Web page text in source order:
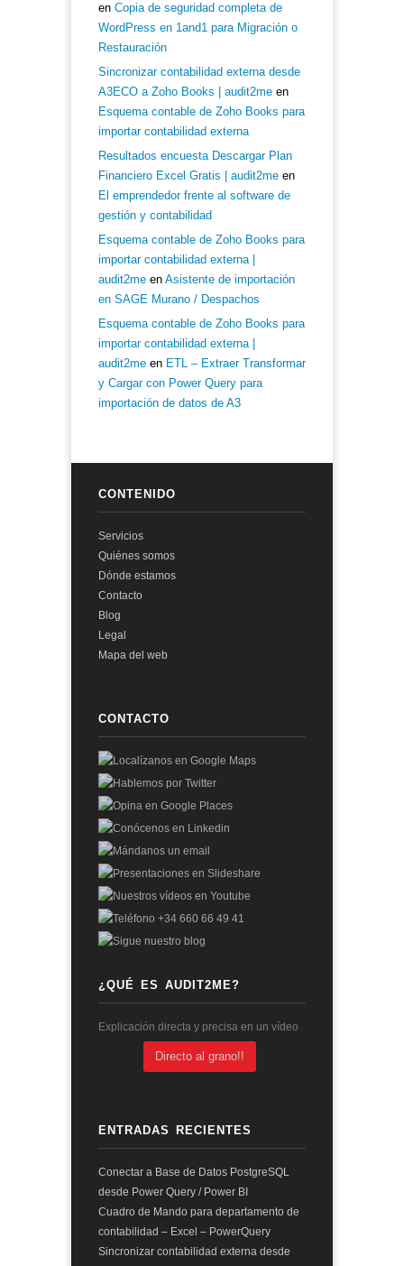
en Copia de seguridad completa de
WordPress en 1and1 para Migración o
Restauración
Sincronizar contabilidad externa desde
A3ECO a Zoho Books | audit2me en
Esquema contable de Zoho Books para
importar contabilidad externa
Resultados encuesta Descargar Plan
Financiero Excel Gratis | audit2me en
El emprendedor frente al software de
gestión y contabilidad
Esquema contable de Zoho Books para
importar contabilidad externa |
audit2me en Asistente de importación
en SAGE Murano / Despachos
Esquema contable de Zoho Books para
importar contabilidad externa |
audit2me en ETL – Extraer Transformar
y Cargar con Power Query para
importación de datos de A3
CONTENIDO
Servicios
Quiénes somos
Dónde estamos
Contacto
Blog
Legal
Mapa del web
CONTACTO
¿QUÉ ES AUDIT2ME?
Explicación directa y precisa en un vídeo
Directo al grano!!
ENTRADAS RECIENTES
Conectar a Base de Datos PostgreSQL
desde Power Query / Power BI
Cuadro de Mando para departamento de
contabilidad – Excel – PowerQuery
Sincronizar contabilidad externa desde